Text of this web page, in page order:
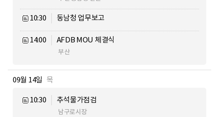
10:30 동남청 업무보고
14:00 AFDB MOU 체결식
부산
09월 14일 목
10:30 추석물가점검
남구로시장